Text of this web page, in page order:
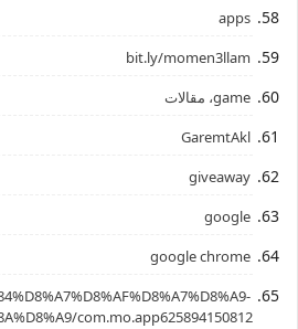
apps
bit.ly/momen3llam
game، مقالات
GaremtAkl
giveaway
google
google chrome
com.mo.app625894150812